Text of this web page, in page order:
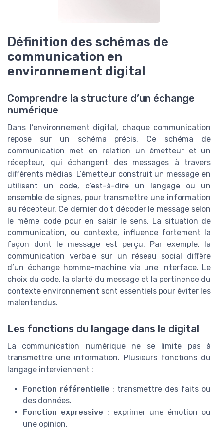
Définition des schémas de
communication en
environnement digital
Comprendre la structure d’un échange
numérique
Dans l’environnement digital, chaque communication
repose sur un schéma précis. Ce schéma de
communication met en relation un émetteur et un
récepteur, qui échangent des messages à travers
différents médias. L’émetteur construit un message en
utilisant un code, c’est-à-dire un langage ou un
ensemble de signes, pour transmettre une information
au récepteur. Ce dernier doit décoder le message selon
le même code pour en saisir le sens. La situation de
communication, ou contexte, influence fortement la
façon dont le message est perçu. Par exemple, la
communication verbale sur un réseau social diffère
d’un échange homme-machine via une interface. Le
choix du code, la clarté du message et la pertinence du
contexte environnement sont essentiels pour éviter les
malentendus.
Les fonctions du langage dans le digital
La communication numérique ne se limite pas à
transmettre une information. Plusieurs fonctions du
langage interviennent :
Fonction référentielle : transmettre des faits ou
des données.
Fonction expressive : exprimer une émotion ou
une opinion.